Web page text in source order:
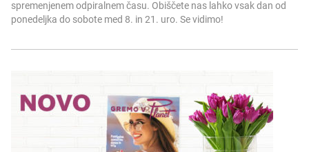
spremenjenem odpiralnem času. Obiščete nas lahko vsak dan od
ponedeljka do sobote med 8. in 21. uro. Se vidimo!